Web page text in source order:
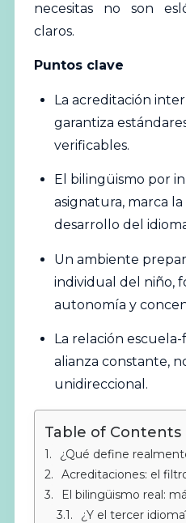
necesitas no son
claros.
Puntos clave
La acreditación
garantiza
verificables.
El bilingüismo por
asignatura, marca
desarrollo del
Un ambiente
individual del niño,
autonomía y
La relación
alianza constante,
unidireccional.
Table of Contents
¿Qué define realmente a los
Acreditaciones: el filtro que
El bilingüismo real: más
¿Y el tercer